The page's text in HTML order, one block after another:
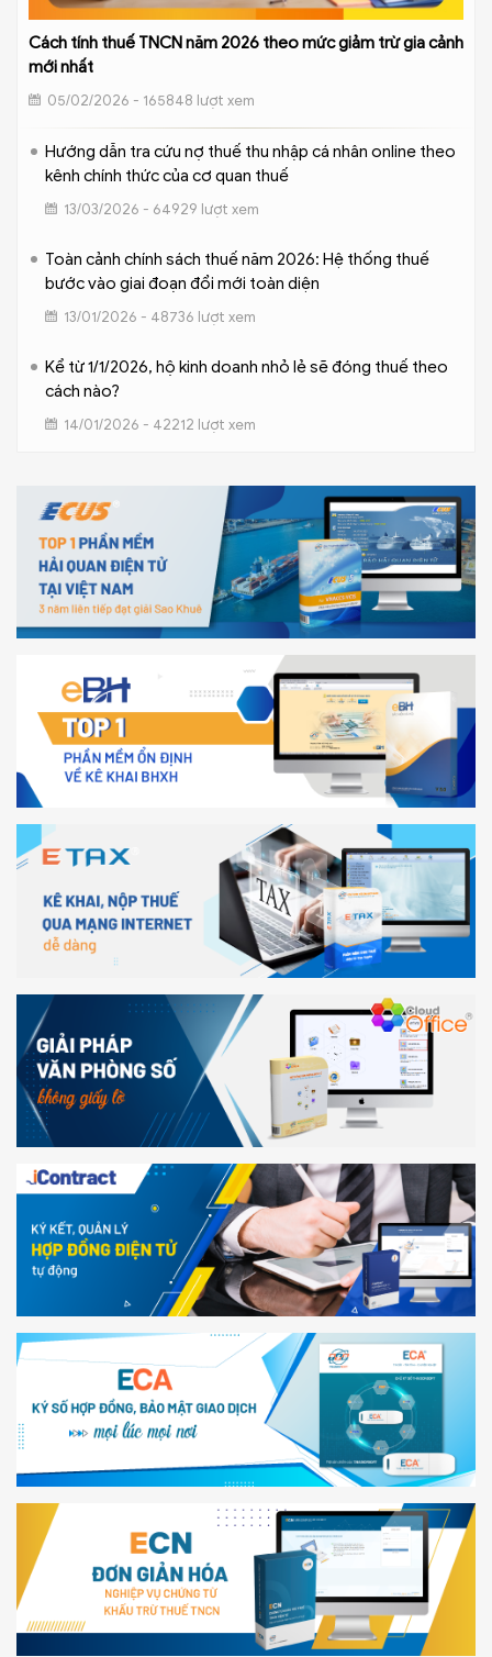
Cách tính thuế TNCN năm 2026 theo mức giảm trừ gia cảnh
mới nhất
05/02/2026 - 165848 lượt xem
Hướng dẫn tra cứu nợ thuế thu nhập cá nhân online theo
kênh chính thức của cơ quan thuế
13/03/2026 - 64929 lượt xem
Toàn cảnh chính sách thuế năm 2026: Hệ thống thuế
bước vào giai đoạn đổi mới toàn diện
13/01/2026 - 48736 lượt xem
Kể từ 1/1/2026, hộ kinh doanh nhỏ lẻ sẽ đóng thuế theo
cách nào?
14/01/2026 - 42212 lượt xem